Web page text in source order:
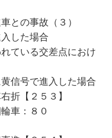
との事故（３）
した場合
ている交差点におけ
信号で進入した場合
【２５３】
８０